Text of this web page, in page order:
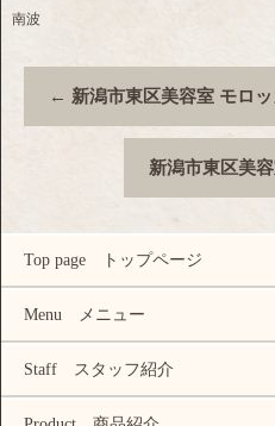
南波
← 新潟市東区美容室 モロ
新潟市東区美
Top page トップページ
Menu メニュー
Staff スタッフ紹介